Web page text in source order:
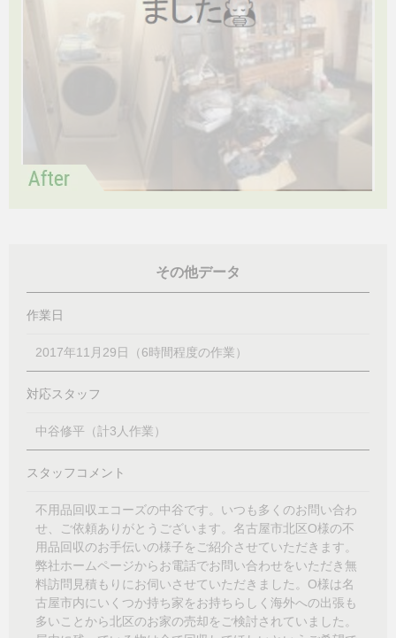
その他データ
作業日
2017年11月29日（6時間程度の作業）
対応スタッフ
中谷修平（計3人作業）
スタッフコメント
不用品回収エコーズの中谷です。いつも多くのお問い合わ
せ、ご依頼ありがとうございます。名古屋市北区O様の不
用品回収のお手伝いの様子をご紹介させていただきます。
弊社ホームページからお電話でお問い合わせをいただき無
料訪問見積もりにお伺いさせていただきました。O様は名
古屋市内にいくつか持ち家をお持ちらしく海外への出張も
多いことから北区のお家の売却をご検討されていました。